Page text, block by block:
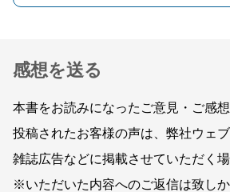
感想を送る
本書をお読みになったご意見・ご感
投稿されたお客様の声は、弊社ウェ
雑誌広告などに掲載させていただく場
※いただいた内容へのご返信は致し